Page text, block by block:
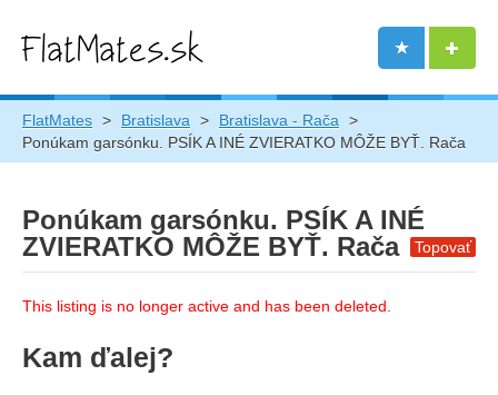
FlatMates > Bratislava > Bratislava - Rača
>
Ponúkam garsónku. PSÍK A INÉ ZVIERATKO MÔŽE BYŤ. Rača
Ponúkam garsónku. PSÍK A INÉ
ZVIERATKO MÔŽE BYŤ. Rača
Topovať
This listing is no longer active and has been deleted.
Kam ďalej?